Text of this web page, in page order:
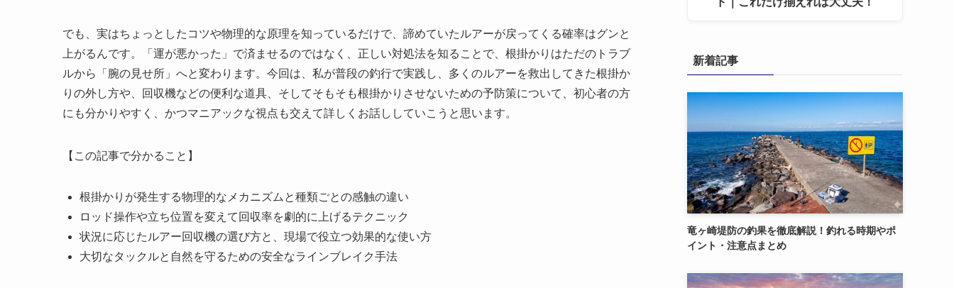
でも、実はちょっとしたコツや物理的な原理を知っているだけで、諦めていたルアーが戻ってくる確率はグンと
上がるんです。「運が悪かった」で済ませるのではなく、正しい対処法を知ることで、根掛かりはただのトラブ
ルから「腕の見せ所」へと変わります。今回は、私が普段の釣行で実践し、多くのルアーを救出してきた根掛か
りの外し方や、回収機などの便利な道具、そしてそもそも根掛かりさせないための予防策について、初心者の方
にも分かりやすく、かつマニアックな視点も交えて詳しくお話ししていこうと思います。
【この記事で分かること】
根掛かりが発生する物理的なメカニズムと種類ごとの感触の違い
ロッド操作や立ち位置を変えて回収率を劇的に上げるテクニック
状況に応じたルアー回収機の選び方と、現場で役立つ効果的な使い方
大切なタックルと自然を守るための安全なラインブレイク手法
新着記事
竜ヶ崎堤防の釣果を徹底解説！釣れる時期やポ
イント・注意点まとめ